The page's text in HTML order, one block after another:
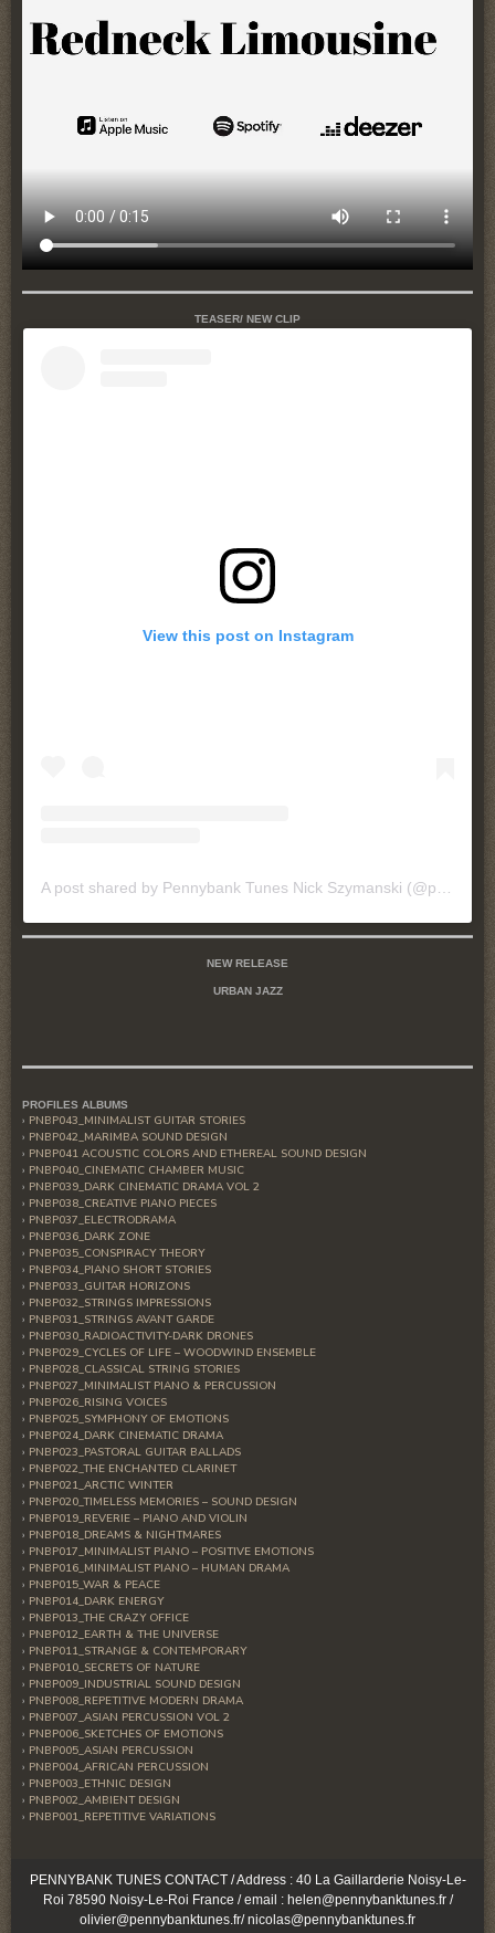
TEASER/ NEW CLIP
View this post on Instagram
NEW RELEASE
URBAN JAZZ
PROFILES ALBUMS
PNBP043_MINIMALIST GUITAR STORIES
PNBP042_MARIMBA SOUND DESIGN
PNBP041 ACOUSTIC COLORS AND ETHEREAL SOUND DESIGN
PNBP040_CINEMATIC CHAMBER MUSIC
PNBP039_DARK CINEMATIC DRAMA VOL 2
PNBP038_CREATIVE PIANO PIECES
PNBP037_ELECTRODRAMA
PNBP036_DARK ZONE
PNBP035_CONSPIRACY THEORY
PNBP034_PIANO SHORT STORIES
PNBP033_GUITAR HORIZONS
PNBP032_STRINGS IMPRESSIONS
PNBP031_STRINGS AVANT GARDE
PNBP030_RADIOACTIVITY-DARK DRONES
PNBP029_CYCLES OF LIFE – WOODWIND ENSEMBLE
PNBP028_CLASSICAL STRING STORIES
PNBP027_MINIMALIST PIANO & PERCUSSION
PNBP026_RISING VOICES
PNBP025_SYMPHONY OF EMOTIONS
PNBP024_DARK CINEMATIC DRAMA
PNBP023_PASTORAL GUITAR BALLADS
PNBP022_THE ENCHANTED CLARINET
PNBP021_ARCTIC WINTER
PNBP020_TIMELESS MEMORIES – SOUND DESIGN
PNBP019_REVERIE – PIANO AND VIOLIN
PNBP018_DREAMS & NIGHTMARES
PNBP017_MINIMALIST PIANO – POSITIVE EMOTIONS
PNBP016_MINIMALIST PIANO – HUMAN DRAMA
PNBP015_WAR & PEACE
PNBP014_DARK ENERGY
PNBP013_THE CRAZY OFFICE
PNBP012_EARTH & THE UNIVERSE
PNBP011_STRANGE & CONTEMPORARY
PNBP010_SECRETS OF NATURE
PNBP009_INDUSTRIAL SOUND DESIGN
PNBP008_REPETITIVE MODERN DRAMA
PNBP007_ASIAN PERCUSSION VOL 2
PNBP006_SKETCHES OF EMOTIONS
PNBP005_ASIAN PERCUSSION
PNBP004_AFRICAN PERCUSSION
PNBP003_ETHNIC DESIGN
PNBP002_AMBIENT DESIGN
PNBP001_REPETITIVE VARIATIONS
PENNYBANK TUNES CONTACT / Address : 40 La Gaillarderie Noisy-Le-
Roi 78590 Noisy-Le-Roi France / email : helen@pennybanktunes.fr /
olivier@pennybanktunes.fr/ nicolas@pennybanktunes.fr